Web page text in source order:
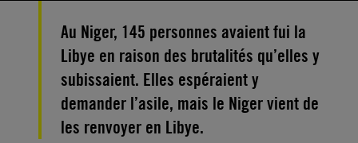
Au Niger, 145 personnes avaient fui la
Libye en raison des brutalités qu’elles y
subissaient. Elles espéraient y
demander l’asile, mais le Niger vient de
les renvoyer en Libye.